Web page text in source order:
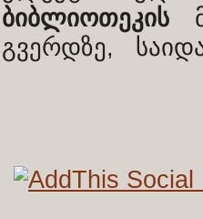
ბიბლიოთეკის
გვერდზე,